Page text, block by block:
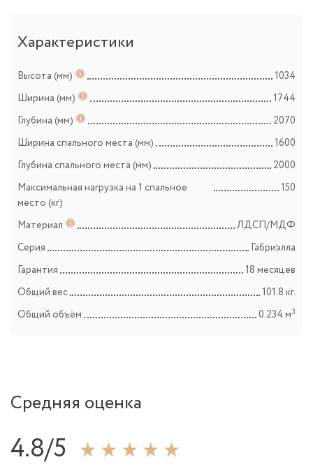
Характеристики
Высота (мм)
1034
Ширина (мм)
1744
Глубина (мм)
2070
Ширина спального места (мм)
1600
Глубина спального места (мм)
2000
Максимальная нагрузка на 1 спальное
место (кг)
150
Материал
ЛДСП/МДФ
Серия
Габриэлла
Гарантия
18 месяцев
Общий вес
101.8 кг.
Общий объём
0.234 м3
Средняя оценка
4.8/5